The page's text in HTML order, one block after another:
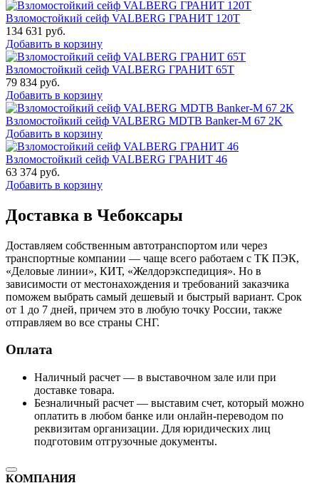
Взломостойкий сейф VALBERG ГРАНИТ 120Т
134 631 руб.
Добавить в корзину
Взломостойкий сейф VALBERG ГРАНИТ 65Т
79 834 руб.
Добавить в корзину
Взломостойкий сейф VALBERG MDTB Banker-M 67 2K
Добавить в корзину
Взломостойкий сейф VALBERG ГРАНИТ 46
63 374 руб.
Добавить в корзину
Доставка в Чебоксары
Доставляем собственным автотранспортом или через
транспортные компании — чаще всего работаем с ТК ПЭК,
«Деловые линии», КИТ, «Желдорэкспедиция». Но в
зависимости от местонахождения и требований заказчика
поможем выбрать самый дешевый и быстрый вариант. Срок
от 1 до 7 дней, причем это в любую точку России, также
отправляем во все страны СНГ.
Оплата
Наличный расчет — в выставочном зале или при
доставке товара.
Безналичный расчет — выставим счет, который можно
оплатить в любом банке или онлайн-переводом по
реквизитам организации. Для юридических лиц
подготовим отгрузочные документы.
КОМПАНИЯ